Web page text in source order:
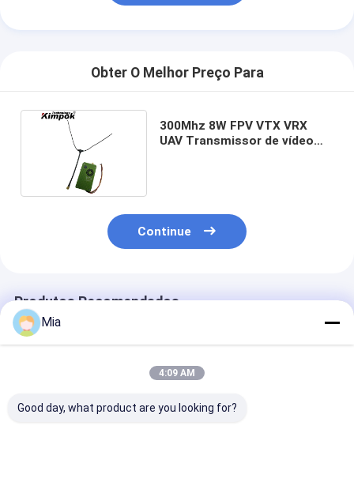
Obter O Melhor Preço Para
300Mhz 8W FPV VTX VRX
UAV Transmissor de vídeo
Continue
Produtos Recomendados
Mia
4:09 AM
Good day, what product are you looking for?